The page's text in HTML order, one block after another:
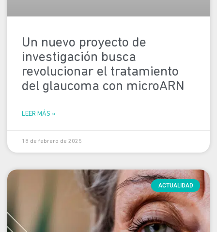
Un nuevo proyecto de
investigación busca
revolucionar el tratamiento
del glaucoma con microARN
LEER MÁS »
18 de febrero de 2025
ACTUALIDAD